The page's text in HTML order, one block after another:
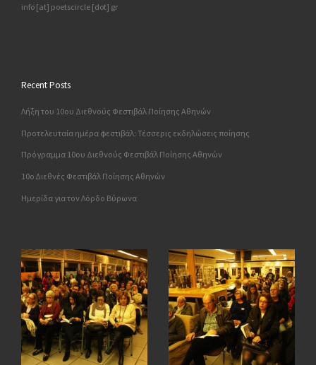
info [at] poetscircle [dot] gr
Recent Posts
Λήξη του 10ου Διεθνούς Φεστιβάλ Ποίησης Αθηνών
Προτελευταία ημέρα φεστιβάλ: Τέσσερις εκδηλώσεις ποίησης
Πρόγραμμα 10ου Διεθνούς Φεστιβάλ Ποίησης Αθηνών
10o Διεθνές Φεστιβάλ Ποίησης Αθηνών
Ημερίδα για τον Λόρδο Βύρωνα